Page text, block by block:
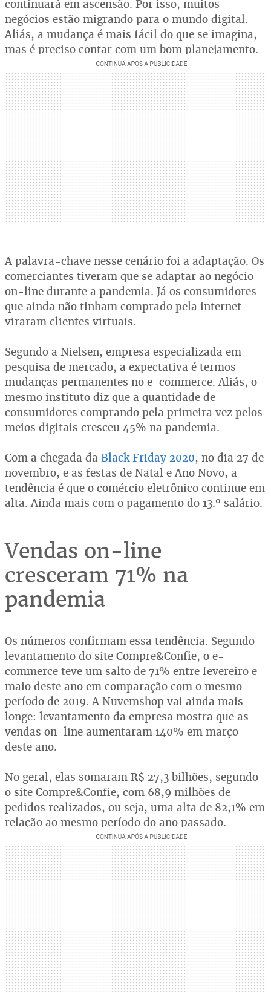
continuará em ascensão. Por isso, muitos
negócios estão migrando para o mundo digital.
Aliás, a mudança é mais fácil do que se imagina,
mas é preciso contar com um bom planejamento.
A palavra-chave nesse cenário foi a adaptação. Os
comerciantes tiveram que se adaptar ao negócio
on-line durante a pandemia. Já os consumidores
que ainda não tinham comprado pela internet
viraram clientes virtuais.
Segundo a Nielsen, empresa especializada em
pesquisa de mercado, a expectativa é termos
mudanças permanentes no e-commerce. Aliás, o
mesmo instituto diz que a quantidade de
consumidores comprando pela primeira vez pelos
meios digitais cresceu 45% na pandemia.
Com a chegada da Black Friday 2020, no dia 27 de
novembro, e as festas de Natal e Ano Novo, a
tendência é que o comércio eletrônico continue em
alta. Ainda mais com o pagamento do 13.º salário.
Vendas on-line
cresceram 71% na
pandemia
Os números confirmam essa tendência. Segundo
levantamento do site Compre&Confie, o e-
commerce teve um salto de 71% entre fevereiro e
maio deste ano em comparação com o mesmo
período de 2019. A Nuvemshop vai ainda mais
longe: levantamento da empresa mostra que as
vendas on-line aumentaram 140% em março
deste ano.
No geral, elas somaram R$ 27,3 bilhões, segundo
o site Compre&Confie, com 68,9 milhões de
pedidos realizados, ou seja, uma alta de 82,1% em
relação ao mesmo período do ano passado.